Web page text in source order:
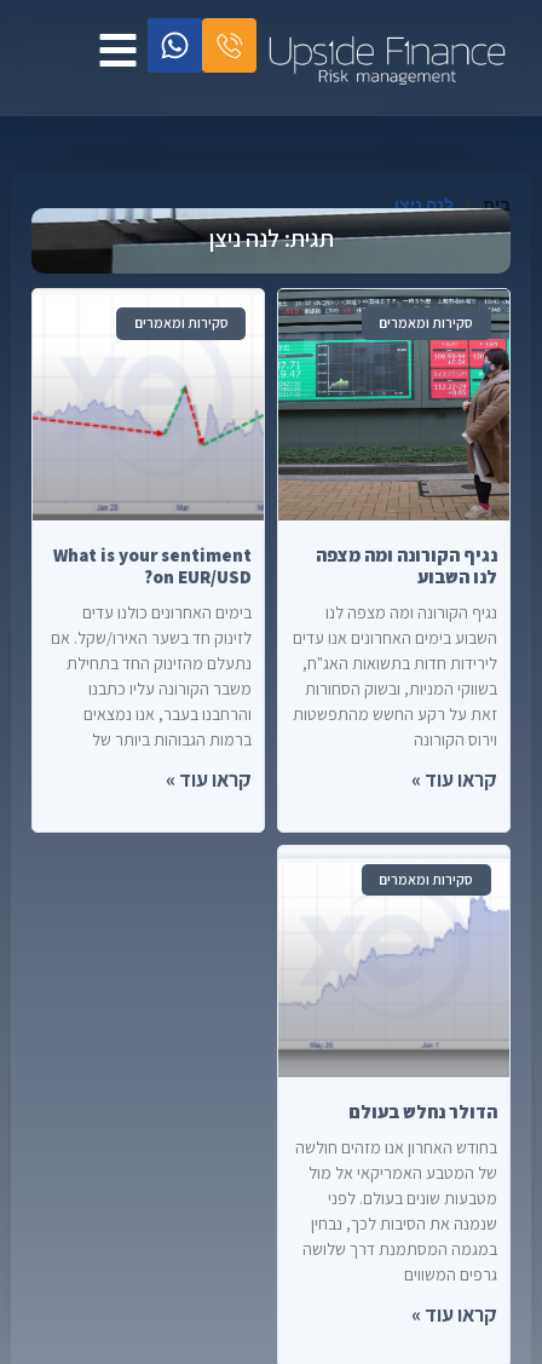
בית לנה ניצן
תגית: לנה ניצן
סקירות ומאמרים
נגיף הקורונה ומה מצפה
לנו השבוע
נגיף הקורונה ומה מצפה לנו
השבוע בימים האחרונים אנו עדים
לירידות חדות בתשואות האג"ח,
בשווקי המניות, ובשוק הסחורות
זאת על רקע החשש מהתפשטות
וירוס הקורונה
קראו עוד »
סקירות ומאמרים
What is your sentiment
on EUR/USD?
בימים האחרונים כולנו עדים
לזינוק חד בשער האירו/שקל. אם
נתעלם מהזינוק החד בתחילת
משבר הקורונה עליו כתבנו
והרחבנו בעבר, אנו נמצאים
ברמות הגבוהות ביותר של
קראו עוד »
סקירות ומאמרים
הדולר נחלש בעולם
בחודש האחרון אנו מזהים חולשה
של המטבע האמריקאי אל מול
מטבעות שונים בעולם. לפני
שנמנה את הסיבות לכך, נבחין
במגמה המסתמנת דרך שלושה
גרפים המשווים
קראו עוד »